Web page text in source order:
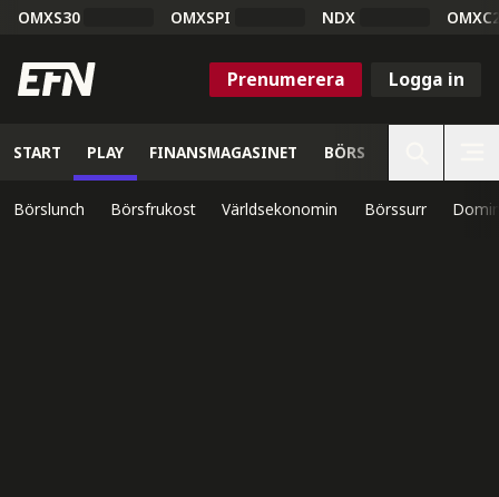
OMXS30 OMXSPI NDX
Prenumerera Logga in
START PLAY FINANSMAGASINET BÖRS
Börslunch Börsfrukost Världsekonomin Börssurr